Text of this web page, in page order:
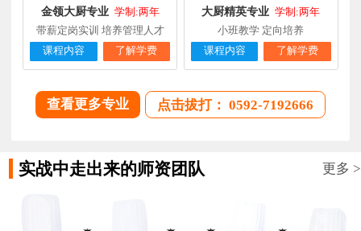
陈** 大厨精英专业 福建福州 3天前 在线报名
谢** 西点店长班 福建厦门 4天前 在线报名
金领大厨专业 学制:两年
带薪定岗实训 培养管理人才
课程内容
了解学费
大厨精英专业 学制:两年
小班教学 定向培养
课程内容
了解学费
查看更多专业 点击拔打： 0592-7192666
实战中走出来的师资团队 更多 >